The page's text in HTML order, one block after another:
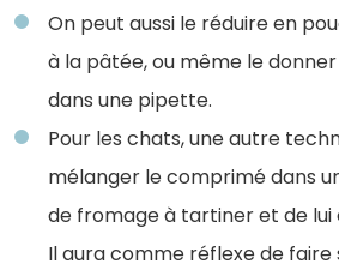
On peut aussi le réduire en
à la pâtée, ou même le donner
dans une pipette.
Pour les chats, une autre
mélanger le comprimé dans
de fromage à tartiner et de
Il aura comme réflexe de